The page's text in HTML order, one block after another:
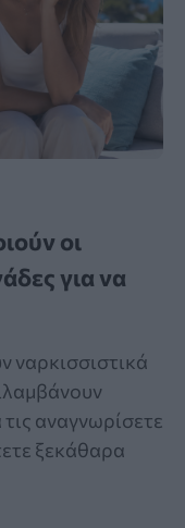
οι
για να
ναρκισσιστικά
αναγνωρίσετε
ξεκάθαρα